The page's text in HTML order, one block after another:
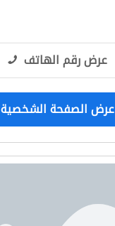
عرض رقم الهاتف
عرض الصفحة الشخصية